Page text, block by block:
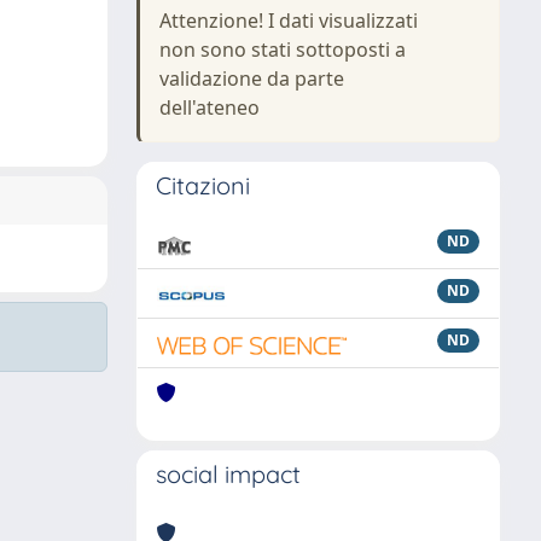
Attenzione! I dati visualizzati
non sono stati sottoposti a
validazione da parte
dell'ateneo
Citazioni
ND
ND
ND
social impact